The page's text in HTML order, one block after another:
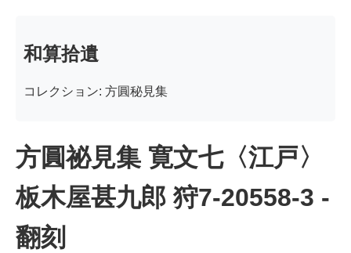
和算拾遺
コレクション: 方圓秘見集
方圓祕見集 寛文七〈江戸〉
板木屋甚九郎 狩7-20558-3 -
翻刻